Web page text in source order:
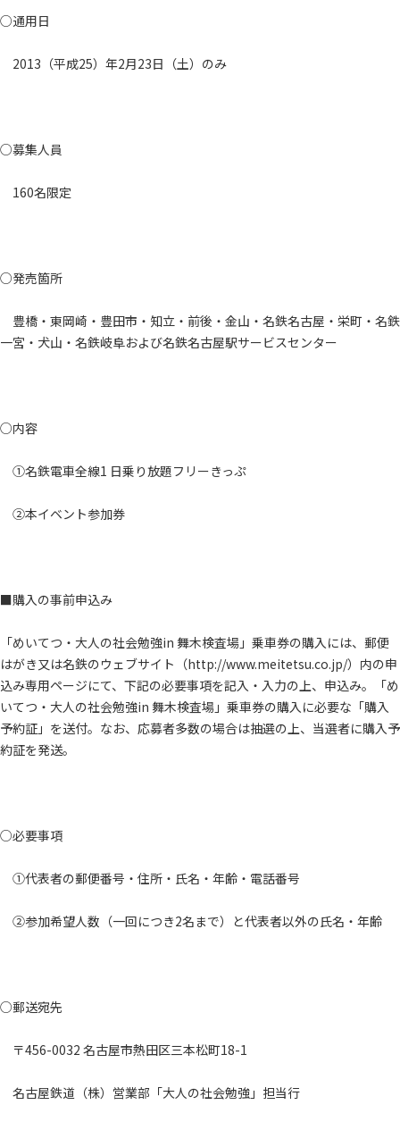
○通用日
2013（平成25）年2月23日（土）のみ
○募集人員
160名限定
○発売箇所
豊橋・東岡崎・豊田市・知立・前後・金山・名鉄名古屋・栄町・名鉄
一宮・犬山・名鉄岐阜および名鉄名古屋駅サービスセンター
○内容
①名鉄電車全線1 日乗り放題フリーきっぷ
②本イベント参加券
■購入の事前申込み
「めいてつ・大人の社会勉強in 舞木検査場」乗車券の購入には、郵便
はがき又は名鉄のウェブサイト（http://www.meitetsu.co.jp/）内の申
込み専用ページにて、下記の必要事項を記入・入力の上、申込み。「め
いてつ・大人の社会勉強in 舞木検査場」乗車券の購入に必要な「購入
予約証」を送付。なお、応募者多数の場合は抽選の上、当選者に購入予
約証を発送。
○必要事項
①代表者の郵便番号・住所・氏名・年齢・電話番号
②参加希望人数（一回につき2名まで）と代表者以外の氏名・年齢
○郵送宛先
〒456-0032 名古屋市熱田区三本松町18-1
名古屋鉄道（株）営業部「大人の社会勉強」担当行